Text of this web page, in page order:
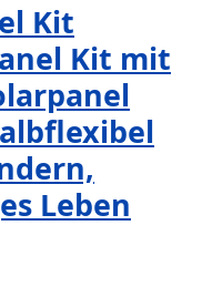
Kit
Kit mit
Leben